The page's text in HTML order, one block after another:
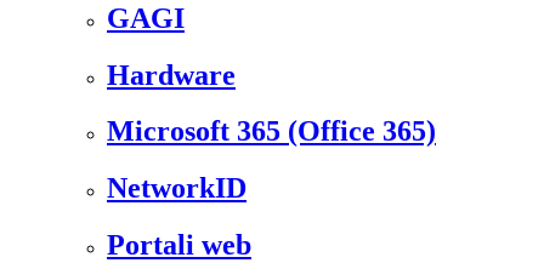
GAGI
Hardware
Microsoft 365 (Office 365)
NetworkID
Portali web